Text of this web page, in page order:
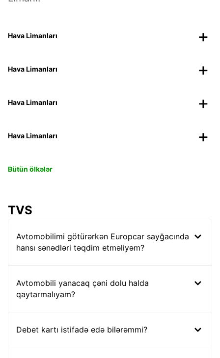
Hava Limanları
Hava Limanları
Hava Limanları
Hava Limanları
Bütün ölkələr
TVS
Avtomobilimi götürərkən Europcar sayğacında
hansı sənədləri təqdim etməliyəm?
Avtomobili yanacaq çəni dolu halda
qaytarmalıyam?
Debet kartı istifadə edə bilərəmmi?